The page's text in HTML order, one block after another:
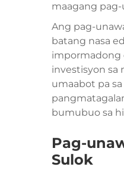
maagang
Ang pag-
batang nasa
impormadong
investisyon sa
umaabot pa
bumubuo sa
Pag-
Sulok